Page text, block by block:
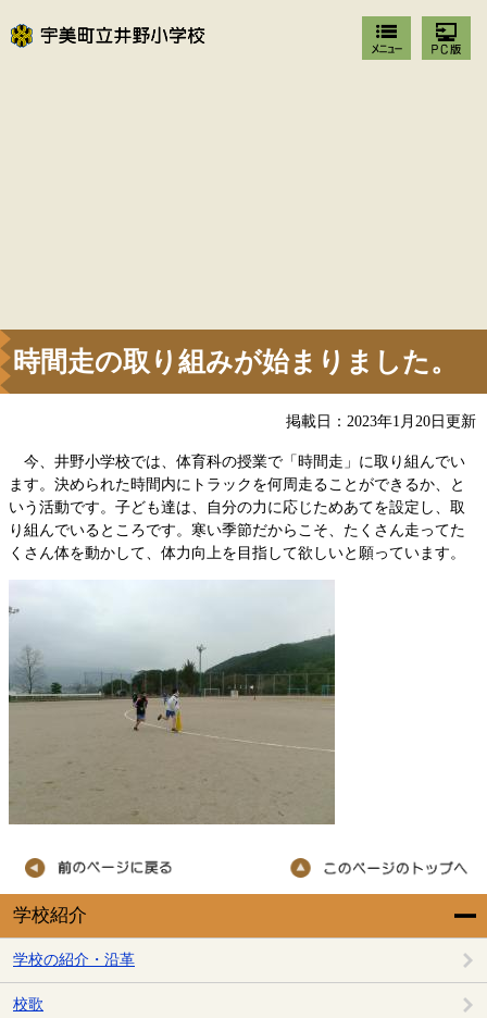
学校紹介
学校の紹介・沿革
校歌
時間走の取り組みが始まりました。
掲載日：2023年1月20日更新
今、井野小学校では、体育科の授業で「時間走」に取り組んでい
ます。決められた時間内にトラックを何周走ることができるか、と
いう活動です。子ども達は、自分の力に応じためあてを設定し、取
り組んでいるところです。寒い季節だからこそ、たくさん走ってた
くさん体を動かして、体力向上を目指して欲しいと願っています。